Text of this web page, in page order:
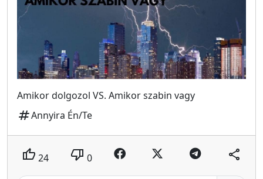
Amikor dolgozol VS. Amikor szabin vagy
tagAnnyira Én/Te
thumb_up 24 thumb_down 0 share